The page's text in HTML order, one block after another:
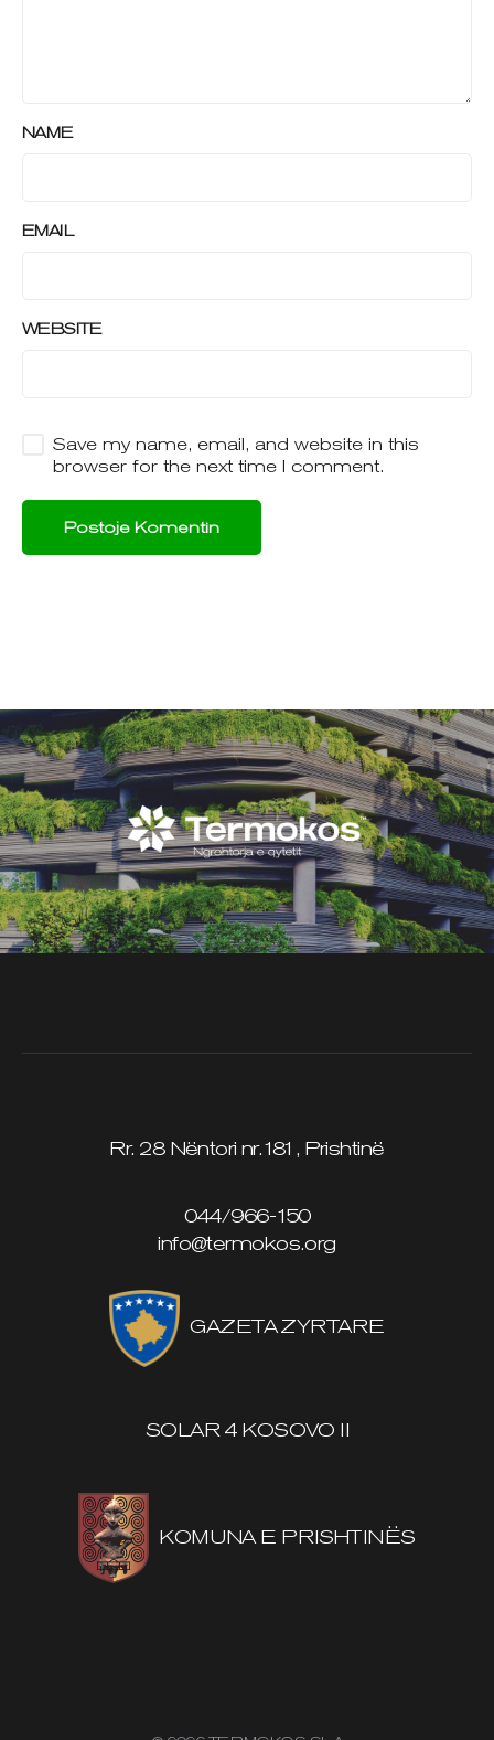
NAME
EMAIL
WEBSITE
Save my name, email, and website in this
browser for the next time I comment.
Rr. 28 Nëntori nr.181, Prishtinë
044/966-150
info@termokos.org
GAZETA ZYRTARE
SOLAR 4 KOSOVO II
KOMUNA E PRISHTINËS